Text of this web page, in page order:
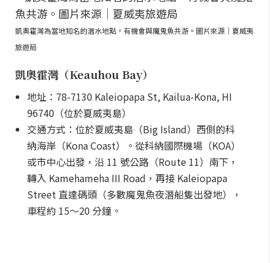
凱奧霍灣為當地知名的潛水地點，有機會與魔鬼魚共游。圖片來源｜夏威夷
旅遊局
凱奧霍灣（Keauhou Bay）
地址：78-7130 Kaleiopapa St, Kailua-Kona, HI
96740（位於夏威夷島）
交通方式：位於夏威夷島（Big Island）西側的科
納海岸（Kona Coast）。從科納國際機場（KOA）
或市中心出發，沿 11 號公路（Route 11）南下，
轉入 Kamehameha III Road，再接 Kaleiopapa
Street 直達碼頭（多數魔鬼魚夜潛船隻出發地），
車程約 15～20 分鐘。